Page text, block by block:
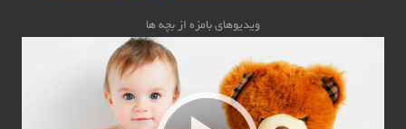
ویدیوهای بامزه از بچه ها